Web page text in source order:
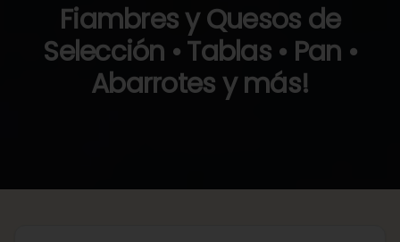
Fiambres y Quesos de
Selección • Tablas • Pan •
Abarrotes y más!